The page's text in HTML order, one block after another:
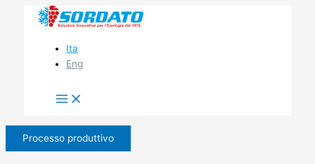
Ita
Eng
Processo produttivo